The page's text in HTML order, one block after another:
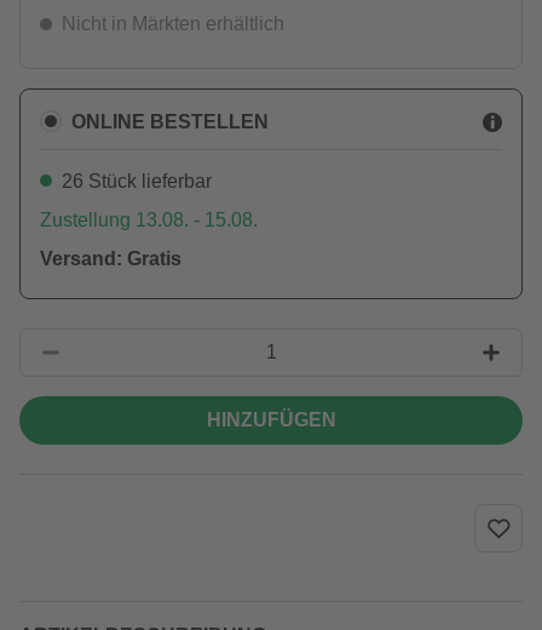
Nicht in Märkten erhältlich
ONLINE BESTELLEN
26 Stück lieferbar
Zustellung 13.08. - 15.08.
Versand: Gratis
HINZUFÜGEN